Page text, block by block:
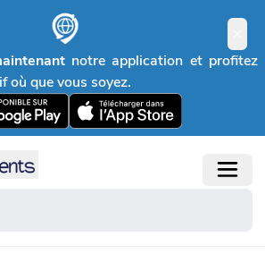
notre application et profitez
où que vous soyez.